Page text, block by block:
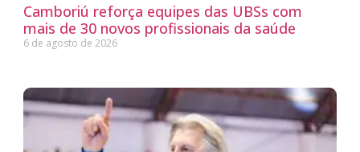
Camboriú reforça equipes das UBSs com
mais de 30 novos profissionais da saúde
6 de agosto de 2026